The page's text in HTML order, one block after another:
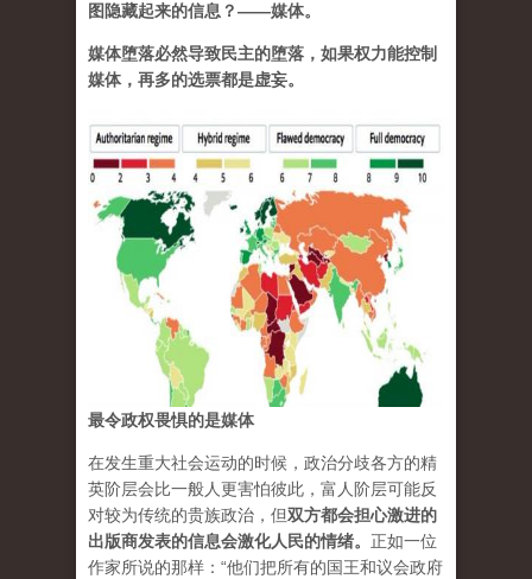
图隐藏起来的信息？——媒体。
媒体堕落必然导致民主的堕落，如果权力能控制
媒体，再多的选票都是虚妄。
最令政权畏惧的是媒体
在发生重大社会运动的时候，政治分歧各方的精
英阶层会比一般人更害怕彼此，富人阶层可能反
对较为传统的贵族政治，但双方都会担心激进的
出版商发表的信息会激化人民的情绪。 正如一位
作家所说的那样：“他们把所有的国王和议会政府